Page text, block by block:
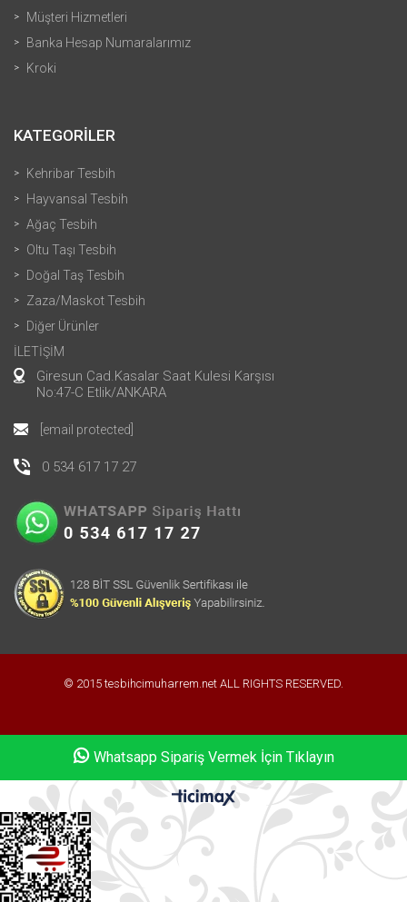
Whatsapp Sipariş Vermek İçin Tıklayın
Müşteri Hizmetleri
Banka Hesap Numaralarımız
Kroki
KATEGORİLER
Kehribar Tesbih
Hayvansal Tesbih
Ağaç Tesbih
Oltu Taşı Tesbih
Doğal Taş Tesbih
Zaza/Maskot Tesbih
Diğer Ürünler
İLETİŞİM
Giresun Cad.Kasalar Saat Kulesi Karşısı
No:47-C Etlik/ANKARA
[email protected]
0 534 617 17 27
© 2015 tesbihcimuharrem.net ALL RIGHTS RESERVED.
Whatsapp Sipariş Vermek İçin Tıklayın